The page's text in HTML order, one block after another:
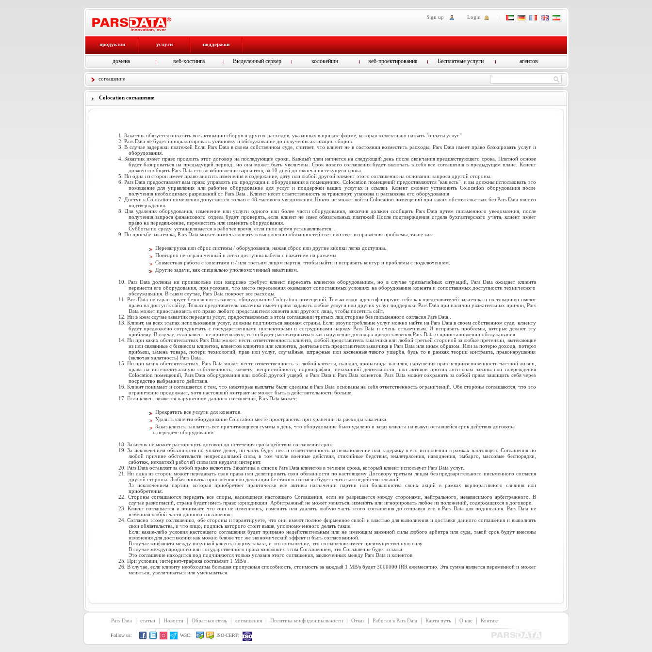
Login
Sign up
продуктов услуги поддержки
домена веб-хостинга Выделенный сервер колокейшн веб-проектирования Бесплатные услуги агентов
соглашение
Colocation соглашение
Заказчик обязуется оплатить все активации сборов и других расходов, указанных в приказе форме, которая коллективно назвать "оплаты услуг"
Pars Data не будет инициализировать установку и обслуживание до получения активации сборов.
В случае задержки платежей Если Pars Data в своем собственном суде, считает, что клиент не в состоянии возместить расходы, Pars Data имеет право блокировать услуг и
оборудования.
Заказчик имеет право продлить этот договор на последующие сроки. Каждый член начнется на следующий день после окончания предшествующего срока. Платной основе
будет базироваться на предыдущий период, но она может быть увеличена. Срок нового соглашения будет включать в себя все соглашения в предыдущем плане. Клиент
должен сообщить Pars Data его возобновления вариантов, за 10 дней до окончания текущего срока.
Ни одна из сторон имеет право вносить изменения в содержание, дату или любой другой элемент этого соглашения на основании запроса другой стороны.
Pars Data предоставляет вам право управлять их продукции и оборудования в помещениях. Colocation помещений предоставляются "как есть", и вы должны использовать это
помещение для управления или рабочее оборудование для услуг и поддержки ваших услугах и ссылки. Клиент сможет установить Colocation оборудования после
получения необходимых разрешений от Pars Data . Клиент несет ответственность за транспорт, упаковка и распаковка его оборудования.
Доступ к Colocation помещения допускается только с 48-часового уведомления. Никто не может войти Colocation помещений при каких обстоятельствах без Pars Data явного
подтверждения.
Для удаления оборудования, изменение или услуги одного или более части оборудования, заказчик должен сообщить Pars Data путем письменного уведомления, после
получения запроса финансового отдела будет проверять, если клиент не имел обязательных платежей После подтверждения отдела бухгалтерского учета, клиент имеет
право на передвижение, переместить или изменить оборудования.
Субботы по среду, устанавливается в рабочее время, если иное время устанавливается. .
По просьбе заказчика, Pars Data может помочь клиенту в выполнении обязанностей свет или свет исправления проблемы, такие как:
Перезагрузка или сброс системы / оборудования, нажав сброс или другие кнопки легко доступны.
Повторно не-ограниченный и легко доступны кабели с нажатием на разъемы.
Совместная работа с клиентами и / или третьим лицом партия, чтобы найти и исправить контур и проблемы с подключением.
Другие задачи, как специально уполномоченный заказчиком.
Pars Data должны ни произвольно или капризно требует клиент переехать клиентов оборудованием, но в случае чрезвычайных ситуаций, Pars Data ожидает клиента
перенести его оборудования, при условии, что место переселения оказывают сопоставимых условиях на оборудование клиента и сопоставимых доступности технического
обслуживания. В таком случае, Pars Data покроет все расходы.
Pars Data не гарантирует безопасность вашего оборудования Colocation помещений. Только люди идентифицируют себя как представителей заказчика и их товарищи имеют
право на доступ к сайту. Только представитель заказчика имеет право задавать любые услуги или других услуг поддержки Pars Data при наличии уважительных причин, Pars
Data может приостановить его право любого представителя клиента или другого лица, чтобы посетить сайт.
Ни в коем случае заказчик передачи услуг, предоставляемых в этом соглашении третьих лиц стороне без письменного согласия Pars Data .
Клиент, на всех этапах использования услуг, должны подчиняться законам страны. Если злоупотребление услуг можно найти на Pars Data в своем собственном суде, клиенту
будет предложено сотрудничать с государственными инспекторами и сотрудниками наряду Pars Data и очень отзывчивым. И исправить проблемы, которые делают эту
проблему. В случае, если клиент не применяются, то он будет рассматриваться как нарушение договора предоставления Pars Data о приостановлении обслуживания.
Ни при каких обстоятельствах Pars Data может нести ответственность клиента, любой представитель заказчика или любой третьей стороной за любые претензии, вытекающие
из или связанные с бизнесом клиентов, клиентов клиентов или клиентов, деятельность представителя заказчика в Pars Data или иным образом. Или за потерю дохода, потерю
прибыли, замена товара, потери технологий, прав или услуг, случайные, штрафные или косвенные такого ущерба, будь то в рамках теории контракта, правонарушения
(включая халатность) Pars Data .
Ни при каких обстоятельствах, Pars Data может нести ответственность за любой клеветы, скандал, пропаганда насилия, нарушения прав неприкосновенности частной жизни,
права на интеллектуальную собственность, клевету, непристойности, порнографии, незаконной деятельности, или активов против анти-спам законы или повреждения
Colocation помещений, Pars Data оборудования или любой другой ущерб, о Pars Data и Pars Data клиентов. Pars Data может сохранить за собой право защищать себя через
посредство выбранного действия.
Клиент понимает и соглашается с тем, что некоторые выплаты были сделаны в Pars Data основаны на себя ответственность ограничений. Обе стороны соглашаются, что это
ограничение продолжает, хотя настоящий контракт не может быть в действительности больше.
Если клиент является нарушением данного соглашения, Pars Data может:
Прекратить все услуги для клиентов.
Удалить клиента оборудование Colocation месте пространства при хранении на расходы заказчика.
Заказ клиента заплатить все причитающиеся суммы в день, что оборудование было удалено и заказ клиента на выкуп оставшейся срок действия договора
о передаче оборудования.
Заказчик не может расторгнуть договор до истечения срока действия соглашения срок.
За исключением обязанности по уплате денег, ни часть будет нести ответственность за невыполнение или задержку в его исполнении в рамках настоящего Соглашения по
любой причине обстоятельств непреодолимой силы, в том числе военные действия, стихийные бедствия, землетрясения, наводнения, эмбарго, массовые беспорядки,
саботаж, нехваткой рабочей силы или неудачи интернет.
Pars Data оставляет за собой право включить Заказчика в список Pars Data клиентов в течение срока, который клиент использует Pars Data услуг.
Ни одна из сторон может передавать свои права или делегировать свои обязанности по настоящему Договору третьим лицам без предварительного письменного согласия
другой стороны. Любая попытка присвоения или делегации без такого согласия будет считаться недействительной.
За исключением партии, которая приобретает практически все активы назначении партии или большинства своих акций в рамках корпоративного слияния или
приобретения.
Стороны соглашаются передать все споры, касающиеся настоящего Соглашения, если не разрешается между сторонами, нейтрального, независимого арбитражного. В
случае разногласий, страна будет иметь право юрисдикции. Арбитражный не может меняться, изменять или игнорировать любое из положений, содержащихся в договоре.
Клиент соглашается и понимает, что они не изменились, изменить или удалить любую часть этого соглашения до отправки его в Pars Data для подписания. Pars Data не
изменили любой части данного соглашения.
Согласно этому соглашению, обе стороны и гарантируете, что они имеют полное фирменное силой и властью для выполнения и доставки данного соглашения и выполнять
свои обязательства, и что лицо, подпись которого стоит выше, уполномоченного делать такие.
Если какие-либо условия настоящего соглашения будет признано недействительным или не имеющим законной силы любого арбитра или суда, такой срок будут внесены
изменения для достижения как можно ближе тот же экономический эффект и быть согласованной.
В случае конфликта между покупкой клиента форму заказа, и это соглашение, это соглашение имеет преимущественную силу.
В случае международного или государственного права конфликт с этим Соглашением, это Соглашение будет ссылка.
Это соглашение находится под подчиняются только условия этого соглашения, заключенных между Pars Data и клиентов
При условии, интернет-трафика составляет 1 MB/s .
В случае, если клиенту необходима большая пропускная способность, стоимость за каждый 1 MB/s будет 3000000 IRR ежемесячно. Эта сумма является переменной и может
меняться, увеличиваться или уменьшаться.
Pars Data статьи Новости Обратная связь соглашения Политика конфиденциальности Отказ Работая в Pars Data Карта путь О нас Контакт
Follow us: W3C: ISO-CERT: